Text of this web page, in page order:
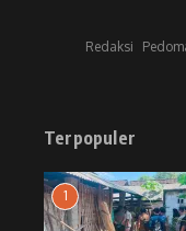
Redaksi
Terpopuler
1